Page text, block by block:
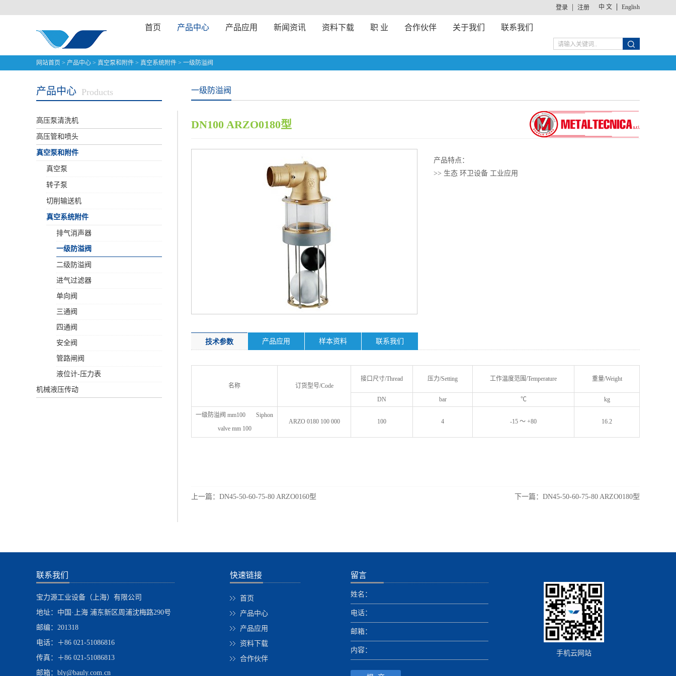
中 文 English
登录 注册
首页 产品中心 产品应用 新闻资讯 资料下载 职 业 合作伙伴 关于我们 联系我们
网站首页 > 产品中心 > 真空泵和附件 > 真空系统附件 > 一级防溢阀
产品中心 Products
高压泵清洗机
高压管和喷头
真空泵和附件
真空泵
转子泵
切削输送机
真空系统附件
排气消声器
一级防溢阀
二级防溢阀
进气过滤器
单向阀
三通阀
四通阀
安全阀
管路闸阀
液位计-压力表
机械液压传动
一级防溢阀
DN100 ARZO0180型
产品特点：
>> 生态 环卫设备 工业应用
技术参数 产品应用 样本资料 联系我们
名称 订货型号/Code
接口尺寸/Thread 压力/Setting 工作温度范围/Temperature 重量/Weight
DN bar ℃ kg
一级防溢阀 mm100 Siphon
valve mm 100
ARZO 0180 100 000 100 4 -15 ～ +80 16.2
上一篇： DN45-50-60-75-80 ARZO0160型 下一篇： DN45-50-60-75-80 ARZO0180型
联系我们
宝力源工业设备（上海）有限公司
地址：中国·上海 浦东新区周浦沈梅路290号
邮编：201318
电话：＋86 021-51086816
传真：＋86 021-51086813
邮箱：bly@bauly.com.cn
快速链接
首页
产品中心
产品应用
资料下载
合作伙伴
留言
姓名：
电话：
邮箱：
内容： 手机云网站